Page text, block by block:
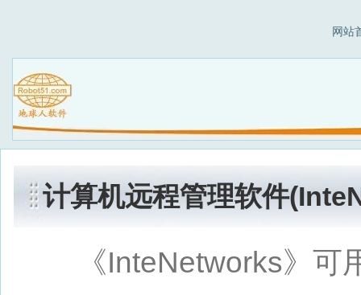
网站
计算机远程管理软件
《InteNetworks》可